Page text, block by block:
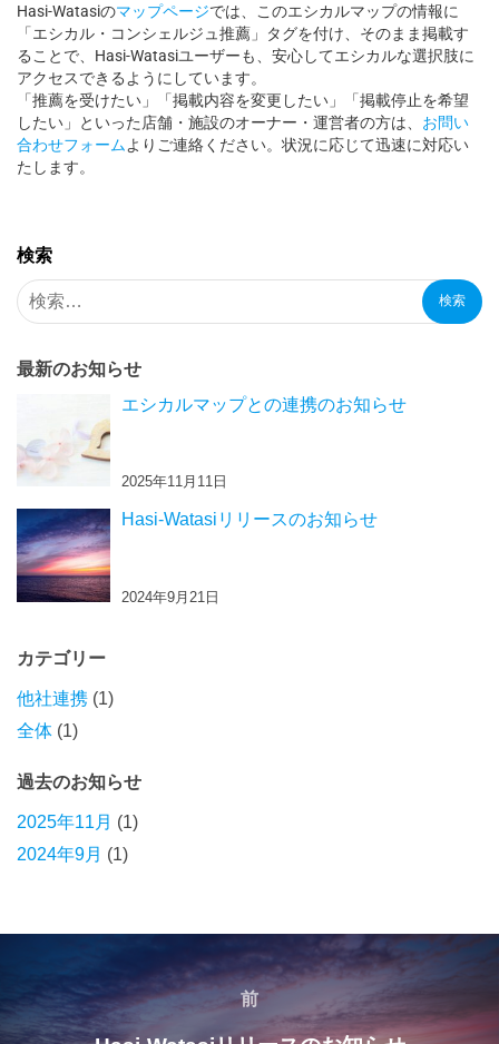
Hasi-Watasiのマップページでは、このエシカルマップの情報に
「エシカル・コンシェルジュ推薦」タグを付け、そのまま掲載す
ることで、Hasi-Watasiユーザーも、安心してエシカルな選択肢に
アクセスできるようにしています。
「推薦を受けたい」「掲載内容を変更したい」「掲載停止を希望
したい」といった店舗・施設のオーナー・運営者の方は、 お問い
合わせフォームよりご連絡ください。状況に応じて迅速に対応い
たします。
検索
検索
最新のお知らせ
エシカルマップとの連携のお知らせ
2025年11月11日
Hasi-Watasiリリースのお知らせ
2024年9月21日
カテゴリー
他社連携 (1)
全体 (1)
過去のお知らせ
2025年11月 (1)
2024年9月 (1)
前